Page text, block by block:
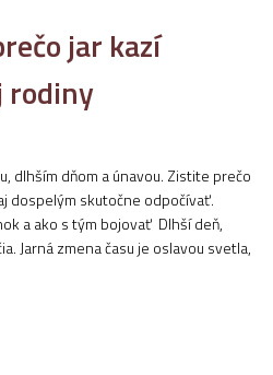
jar kazí
rodiny
dlhším dňom a únavou. Zistite prečo
dospelým skutočne odpočívať.
a ako s tým bojovať Dlhší deň,
Jarná zmena času je oslavou svetla,